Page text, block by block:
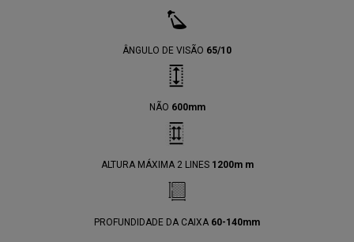
ÂNGULO DE VISÃO 65/10
NÃO 600mm
ALTURA MÁXIMA 2 LINES 1200m m
PROFUNDIDADE DA CAIXA 60-140mm